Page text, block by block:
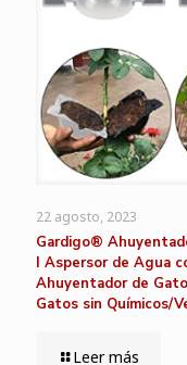
22 agosto, 2023
Gardigo®
I Aspersor de Agua
Ahuyentador de
Gatos sin Químicos/
Leer más